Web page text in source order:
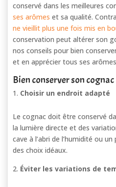
conservé dans les meilleures
ses arômes et sa qualité.
ne vieillit plus une fois mis en
conservation peut altérer son
nos conseils pour bien
et en apprécier tous ses
Bien conserver son cognac
Choisir un endroit adapté
Le cognac doit être conservé
la lumière directe et des
cave à l’abri de l’humidité ou
des choix idéaux.
Éviter les variations de